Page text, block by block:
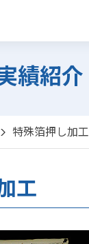
績紹介
特殊箔押し加工
工